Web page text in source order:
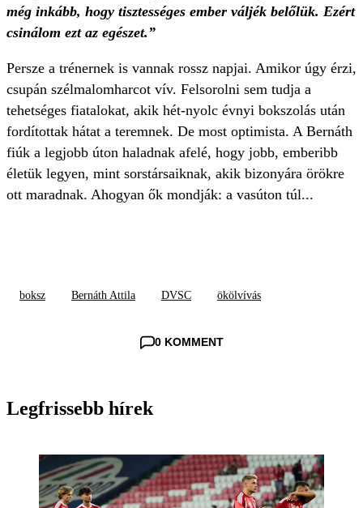
még inkább, hogy tisztességes ember váljék belőlük. Ezért
csinálom ezt az egészet.”
Persze a trénernek is vannak rossz napjai. Amikor úgy érzi,
csupán szélmalomharcot vív. Felsorolni sem tudja a
tehetséges fiatalokat, akik hét-nyolc évnyi bokszolás után
fordítottak hátat a teremnek. De most optimista. A Bernáth
fiúk a legjobb úton haladnak afelé, hogy jobb, emberibb
életük legyen, mint sorstársaiknak, akik bizonyára örökre
ott maradnak. Ahogyan ők mondják: a vasúton túl...
boksz Bernáth Attila DVSC ökölvívás
0 KOMMENT
Legfrissebb hírek